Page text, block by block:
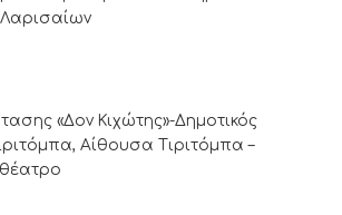
«Δον Κιχώτης»-Δημοτικός
Αίθουσα Τιριτόμπα –